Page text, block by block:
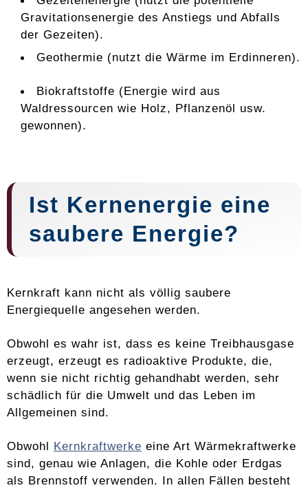
Gravitationsenergie des Anstiegs und Abfalls
der Gezeiten).
Geothermie (nutzt die Wärme im Erdinneren).
Biokraftstoffe (Energie wird aus
Waldressourcen wie Holz, Pflanzenöl usw.
gewonnen).
Ist Kernenergie eine
saubere Energie?
Kernkraft kann nicht als völlig saubere
Energiequelle angesehen werden.
Obwohl es wahr ist, dass es keine Treibhausgase
erzeugt, erzeugt es radioaktive Produkte, die,
wenn sie nicht richtig gehandhabt werden, sehr
schädlich für die Umwelt und das Leben im
Allgemeinen sind.
Obwohl Kernkraftwerke eine Art Wärmekraftwerke
sind, genau wie Anlagen, die Kohle oder Erdgas
als Brennstoff verwenden. In allen Fällen besteht